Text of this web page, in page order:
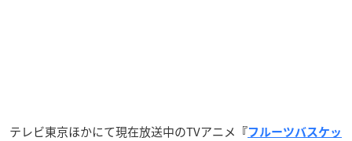
テレビ東京ほかにて現在放送中のTVアニメ 『フルーツバスケッ